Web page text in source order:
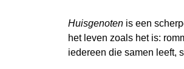
Huisgenoten is een
het leven zoals het is:
iedereen die samen leeft,